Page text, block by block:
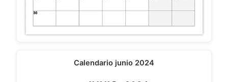
Calendario junio 2024